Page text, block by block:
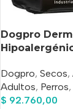
Dogpro
Dogpro, Secos,
Adultos, Perros,
$ 92.760,00